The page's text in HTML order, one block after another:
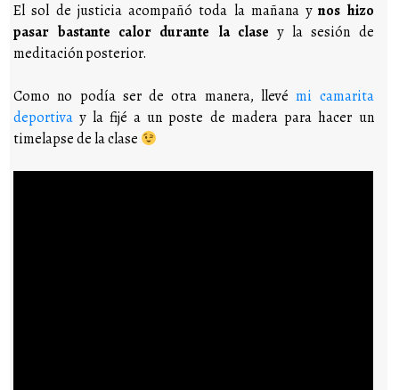
El sol de justicia acompañó toda la mañana ynos hizo
pasar bastante calor durante la clase y la sesión de
meditación posterior.
Como no podía ser de otra manera, llevémi camarita
deportiva y la fijé a un poste de madera para hacer un
timelapse de la clase